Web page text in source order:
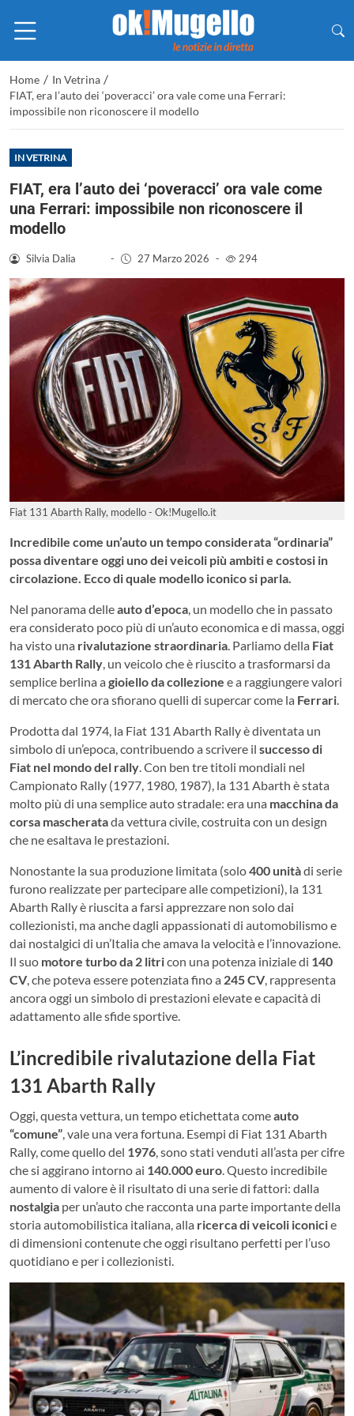
Home / In Vetrina /
FIAT, era l’auto dei ‘poveracci’ ora vale come una Ferrari:
impossibile non riconoscere il modello
IN VETRINA
FIAT, era l’auto dei ‘poveracci’ ora vale come
una Ferrari: impossibile non riconoscere il
modello
Silvia Dalia - 27 Marzo 2026 - 294
Fiat 131 Abarth Rally, modello - Ok!Mugello.it
Incredibile come un’auto un tempo considerata “ordinaria”
possa diventare oggi uno dei veicoli più ambiti e costosi in
circolazione. Ecco di quale modello iconico si parla.
Nel panorama delleauto d’epoca , un modello che in passato
era considerato poco più di un’auto economica e di massa, oggi
ha visto una rivalutazione straordinaria . Parliamo della Fiat
131 Abarth Rally , un veicolo che è riuscito a trasformarsi da
semplice berlina a gioiello da collezione e a raggiungere valori
di mercato che ora sfiorano quelli di supercar come la Ferrari
Prodotta dal 1974, la Fiat 131 Abarth Rally è diventata un
simbolo di un’epoca, contribuendo a scrivere il successo di
Fiat nel mondo del rally . Con ben tre titoli mondiali nel
Campionato Rally (1977, 1980, 1987), la 131 Abarth è stata
molto più di una semplice auto stradale: era una macchina da
corsa mascheratada vettura civile, costruita con un design
che ne esaltava le prestazioni.
Nonostante la sua produzione limitata (solo400 unitàdi serie
furono realizzate per partecipare alle competizioni), la 131
Abarth Rally è riuscita a farsi apprezzare non solo dai
collezionisti, ma anche dagli appassionati di automobilismo e
dai nostalgici di un’Italia che amava la velocità e l’innovazione.
Il suo motore turbo da 2 litricon una potenza iniziale di 140
CV , che poteva essere potenziata fino a 245 CV , rappresenta
ancora oggi un simbolo di prestazioni elevate e capacità di
adattamento alle sfide sportive.
L’incredibile rivalutazione della Fiat
131 Abarth Rally
Oggi, questa vettura, un tempo etichettata comeauto
“comune”, vale una vera fortuna. Esempi di Fiat 131 Abarth
Rally, come quello del 1976, sono stati venduti all’asta per cifre
che si aggirano intorno ai 140.000 euro. Questo incredibile
aumento di valore è il risultato di una serie di fattori: dalla
nostalgia per un’auto che racconta una parte importante della
storia automobilistica italiana, alla ricerca di veicoli iconicie
di dimensioni contenute che oggi risultano perfetti per l’uso
quotidiano e per i collezionisti.